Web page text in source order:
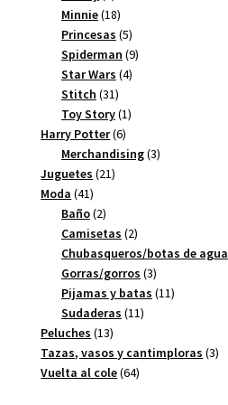
productos
Minnie 1818
productos
Princesas 55
productos
Spiderman 99
Star Wars 44
Stitch 3131
productos
Toy Story 11
Harry Potter 66
productos
Merchandising 33
Juguetes 2121
Moda 4141
productos
Baño 22
productos
Camisetas 22
productos
Chubasqueros/botas de agua
Gorras/gorros 33
productos
Pijamas y batas 1111
Sudaderas 1111
Peluches 1313
productos
Tazas, vasos y cantimploras 33
Vuelta al cole 6464